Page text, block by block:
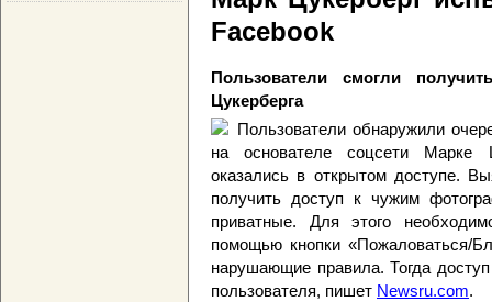
Facebook
Пользователи смогли
Цукерберга
Пользователи обнаружили
на основателе соцсети Марке
оказались в открытом доступе.
получить доступ к чужим
приватные. Для этого
помощью кнопки «Пожаловаться/
нарушающие правила. Тогда
пользователя, пишет Newsru.com.